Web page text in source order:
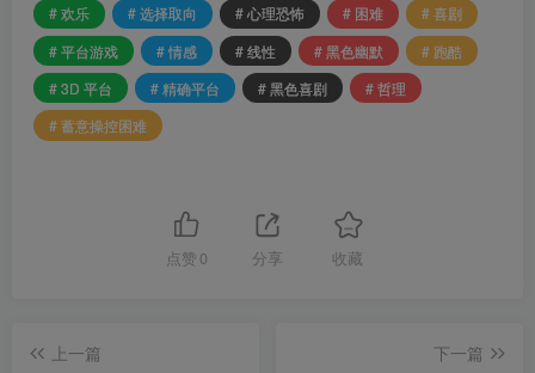
# 欢乐
# 选择取向 # 心理恐怖 # 困难
# 喜剧
# 平台游戏
# 情感 # 线性 # 黑色幽默
# 跑酷
# 3D 平台
# 精确平台 # 黑色喜剧
# 哲理
# 蓄意操控困难
点赞 0 分享 收藏
上一篇
下一篇